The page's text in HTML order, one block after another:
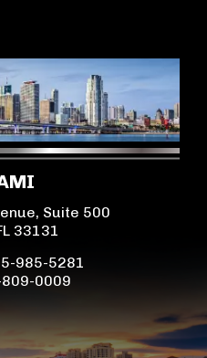
Suite 500
33131
985-5281
0009